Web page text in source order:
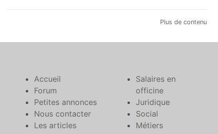
Plus de contenu
Accueil
Forum
Petites annonces
Nous contacter
Les articles
Salaires en
officine
Juridique
Social
Métiers